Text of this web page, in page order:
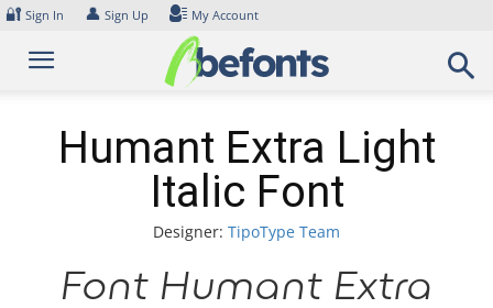
Skip
content
🔐 Sign In 👤 Sign Up My Account
Humant Extra Light
Italic Font
Designer: TipoType Team
Font Humant Extra